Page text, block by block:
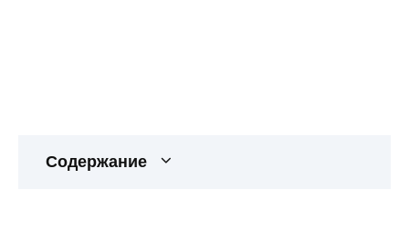
Содержание